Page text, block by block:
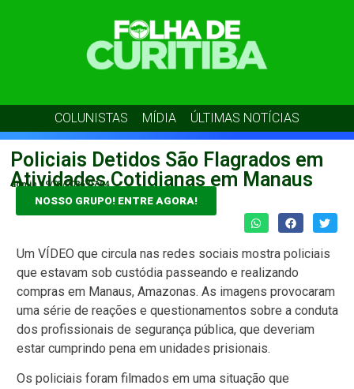
COLUNISTAS MÍDIA ÚLTIMAS NOTÍCIAS
Policiais Detidos São Flagrados em
Atividades Cotidianas em Manaus
admin 19/05/2026 07:04
NOSSO GRUPO! ENTRE AGORA!
Um VÍDEO que circula nas redes sociais mostra policiais
que estavam sob custódia passeando e realizando
compras em Manaus, Amazonas. As imagens provocaram
uma série de reações e questionamentos sobre a conduta
dos profissionais de segurança pública, que deveriam
estar cumprindo pena em unidades prisionais.
Os policiais foram filmados em uma situação que